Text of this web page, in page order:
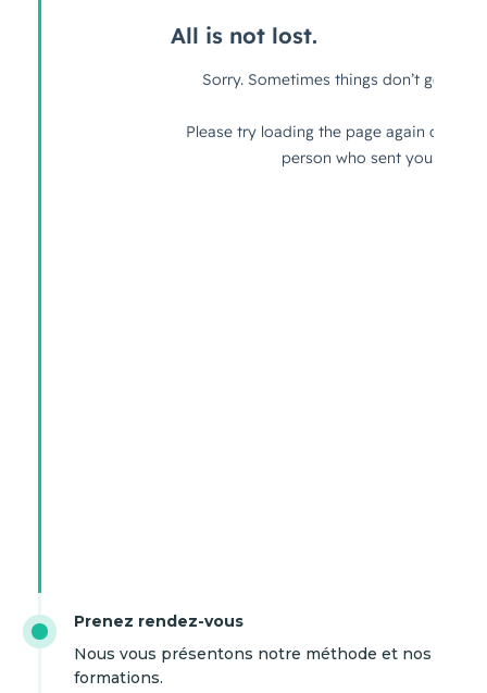
Prenez rendez-vous
Nous vous présentons notre méthode et nos
formations.